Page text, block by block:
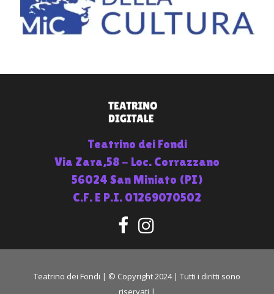
Teatrino dei Fondi
Via Zara,58 - Loc. Corrazzano
56024 San Miniato (PI)
C.F. E P.I. 01269070502
Teatrino dei Fondi | © Copyright 2024 | Tutti i diritti sono
riservati |